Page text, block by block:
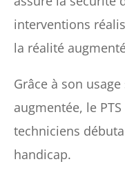
interventions
la réalité
Grâce à son
augmentée, le
techniciens
handicap.